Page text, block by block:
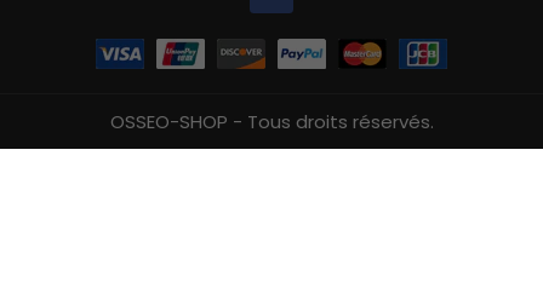
OSSEO-SHOP - Tous droits réservés.